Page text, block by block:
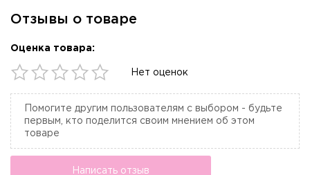
Отзывы о товаре
Оценка товара:
Нет оценок
Помогите другим пользователям с выбором - будьте
первым, кто поделится своим мнением об этом
товаре
Написать отзыв